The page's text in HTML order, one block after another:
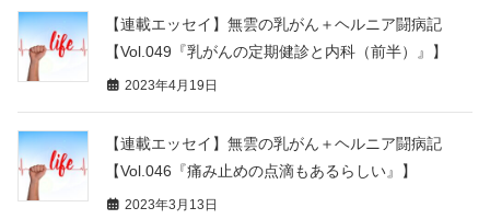
【連載エッセイ】無雲の乳がん＋ヘルニア闘病記
【Vol.049『乳がんの定期健診と内科（前半）』】
2023年4月19日
【連載エッセイ】無雲の乳がん＋ヘルニア闘病記
【Vol.046『痛み止めの点滴もあるらしい』】
2023年3月13日